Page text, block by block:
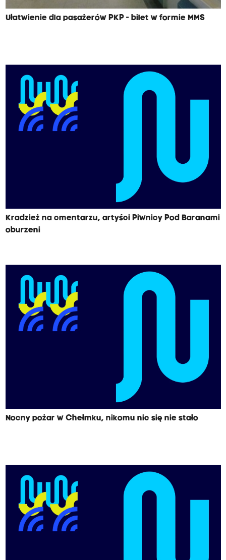
Ułatwienie dla pasażerów PKP - bilet w formie MMS
Kradzież na cmentarzu, artyści Piwnicy Pod Baranami
oburzeni
Nocny pożar w Chełmku, nikomu nic się nie stało